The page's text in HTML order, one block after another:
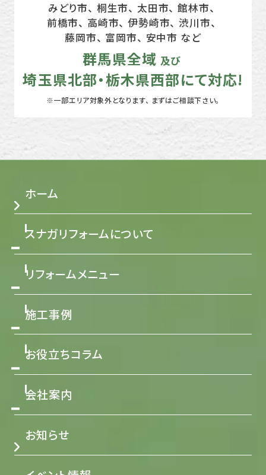
みどり市、 桐生市、 太田市、 館林市、
前橋市、 高崎市、伊勢崎市、 渋川市、
藤岡市、 富岡市、 安中市 など
群馬県全域 及び
埼玉県北部・栃木県西部にて対応!
※一部エリア対象外となります、 まずはご相談下さい。
ホーム
スナガリフォームについて
リフォームメニュー
施工事例
お役立ちコラム
会社案内
お知らせ